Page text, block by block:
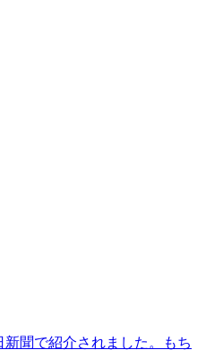
聞で紹介されました。もち